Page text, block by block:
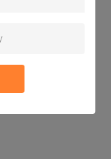
или смесь
шкафчик